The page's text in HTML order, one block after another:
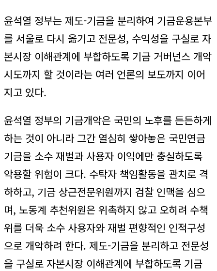
윤석열 정부는 제도-기금을 분리하여 기금운용본부
를 서울로 다시 옮기고 전문성, 수익성을 구실로 자
본시장 이해관계에 부합하도록 기금 거버넌스 개악
시도까지 할 것이라는 여러 언론의 보도까지 이어
지고 있다.
윤석열 정부의 기금개악은 국민의 노후를 든든하게
하는 것이 아니라 그간 열심히 쌓아놓은 국민연금
기금을 소수 재벌과 사용자 이익에만 충실하도록
악용할 위험이 크다. 수탁자 책임활동을 관치로 격
하하고, 기금 상근전문위원까지 검찰 인맥을 심으
며, 노동계 추천위원은 위촉하지 않고 오히려 수책
위를 더욱 소수 사용자와 재벌 편향적인 인적구성
으로 개악하려 한다. 제도-기금을 분리하고 전문성
을 구실로 자본시장 이해관계에 부합하도록 기금